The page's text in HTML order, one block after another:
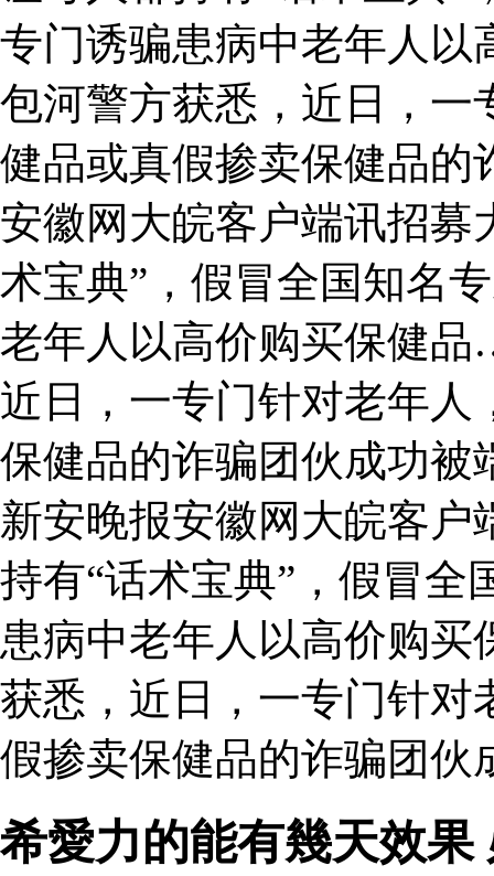
专门诱骗患病中老年人
包河警方获悉，近日，一
健品或真假掺卖保健品的
安徽网大皖客户端讯招募
术宝典”，假冒全国知名
老年人以高价购买保健
近日，一专门针对老年人
保健品的诈骗团伙成功被
新安晚报安徽网大皖客
持有“话术宝典”，假冒全
患病中老年人以高价购
获悉，近日，一专门针对
假掺卖保健品的诈骗团伙
希愛力的能有幾天效